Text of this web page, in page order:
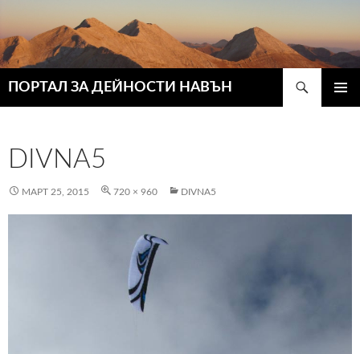
ПОРТАЛ ЗА ДЕЙНОСТИ НАВЪН
DIVNA5
МАРТ 25, 2015 720 × 960 DIVNA5